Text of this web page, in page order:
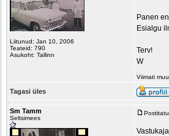
Liitunud: Jan 10, 2006
Teateid: 790
Asukoht: Tallinn
Panen
Esialgu
Terv!
W
Viimati
Tagasi üles
Sm Tamm
Seltsimees